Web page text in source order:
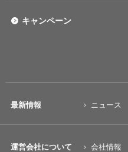
キャンペーン
最新情報 ニュース
運営会社について 会社情報